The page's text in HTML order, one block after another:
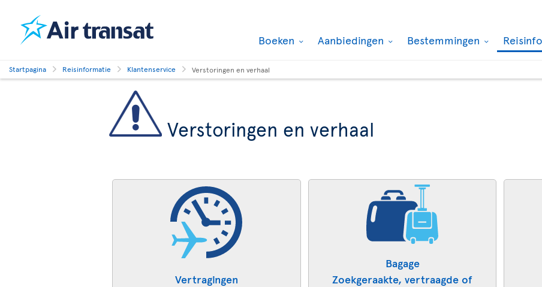
Boeken Aanbiedingen Bestemmingen
Startpagina Reisinformatie Klantenservice Verstoringen en verhaal
Verstoringen en verhaal
Vertragingen
Bagage
Zoekgeraakte, vertraagde of